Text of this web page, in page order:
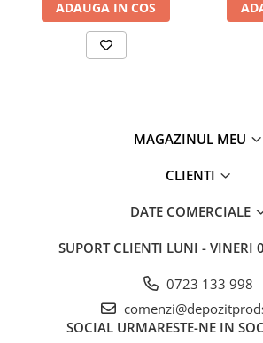
ADAUGA IN COS
MAGAZINUL MEU
CLIENTI
DATE COMERCIALE
SUPORT CLIENTI LUNI - VINERI
0723 133 998
SOCIAL URMARESTE-NE IN